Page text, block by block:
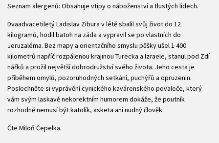
Seznam alergenů: Obsahuje vtipy o náboženství a tlustých lidech.
Dvaadvacetiletý Ladislav Zibura v létě sbalil svůj život do 12
kilogramů, hodil batoh na záda a vypravil se po vlastních do
Jeruzaléma. Bez mapy a orientačního smyslu pěšky ušel 1 400
kilometrů napříč rozpálenou krajinou Turecka a Izraele, stanul pod Zdí
nářků a prožil největší dobrodružství svého života. Jeho cesta je
příběhem omylů, pozoruhodných setkání, puchýřů a opruzenin.
Poslechněte si vyprávění cynického kavárenského povaleče, který
vám svým laskavě nekorektním humorem dokáže, že poutník
rozhodně nemusí být katolík, asketa ani nudný člověk.
Čte Miloň Čepelka.